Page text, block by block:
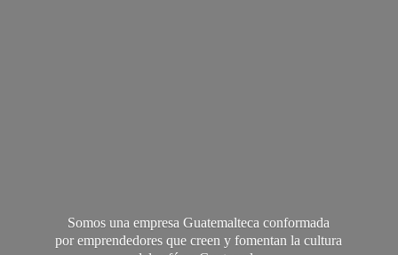
Somos una empresa Guatemalteca conformada
por emprendedores que creen y fomentan la cultura